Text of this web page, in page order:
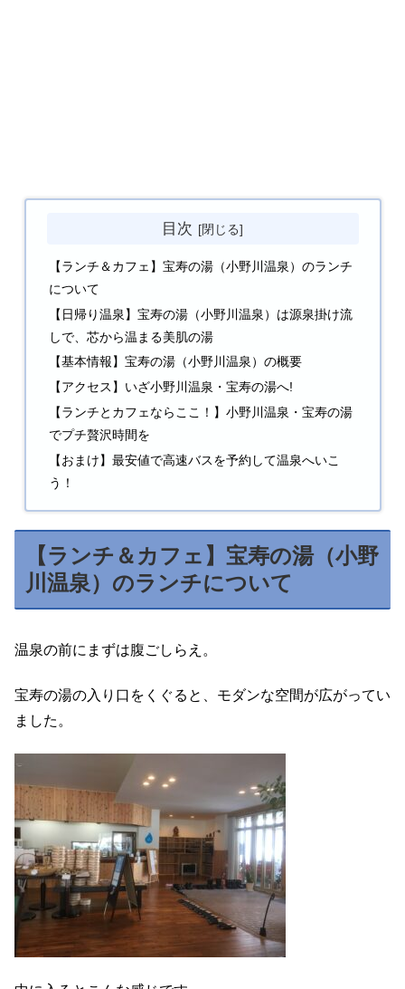
目次
【ランチ＆カフェ】宝寿の湯（小野川温泉）のランチ
について
【日帰り温泉】宝寿の湯（小野川温泉）は源泉掛け流
しで、芯から温まる美肌の湯
【基本情報】宝寿の湯（小野川温泉）の概要
【アクセス】いざ小野川温泉・宝寿の湯へ!
【ランチとカフェならここ！】小野川温泉・宝寿の湯
でプチ贅沢時間を
【おまけ】最安値で高速バスを予約して温泉へいこ
う！
【ランチ＆カフェ】宝寿の湯（小野
川温泉）のランチについて
温泉の前にまずは腹ごしらえ。
宝寿の湯の入り口をくぐると、モダンな空間が広がってい
ました。